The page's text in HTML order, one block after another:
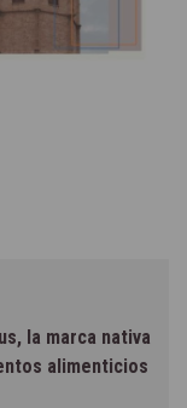
la marca nativa
alimenticios